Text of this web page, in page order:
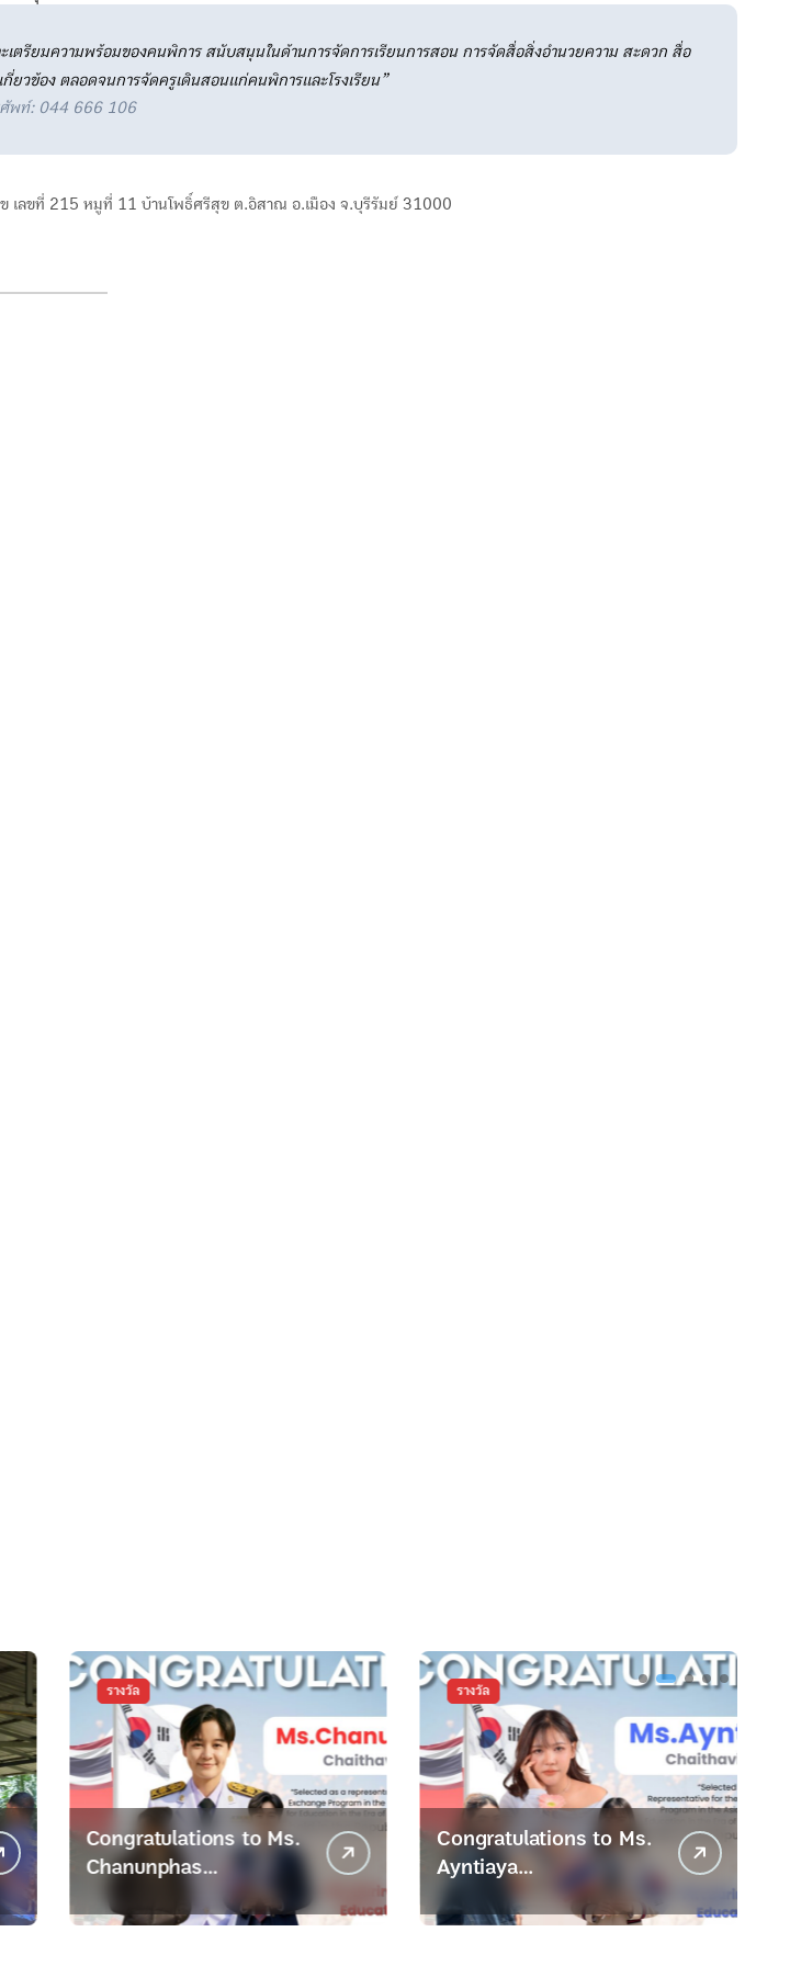
ตรียมความพร้อมของคนพิการ สนับสนุนในด้านการจัดการเรียนการสอน การจัดสื่อสิ่งอำนวยความ สะดวก สื่อ
กี่ยวข้อง ตลอดจนการจัดครูเดินสอนแก่คนพิการและโรงเรียน”
ศัพท์: 044 666 106
เลขที่ 215 หมูที่ 11 บ้านโพธิ์ศรีสุข ต.อิสาณ อ.เมือง จ.บุรีรัมย์ 31000
to Ms.
รางวัล
Congratulations to Ms.
Ayntiaya
Chaithaviitanasak
กิจกรรมพัฒนาครู
ครูสมพรเข้าร่วมการนิเ
ติดตาม และประเมินผ
จัดการเรียนรู้เด็กป่วยใ
พยาบาล ตามพระราชด